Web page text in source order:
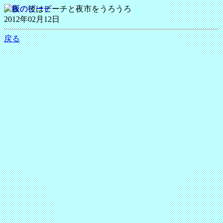
夕飯の後はビーチと夜市をうろうろ
2012年02月12日
戻る